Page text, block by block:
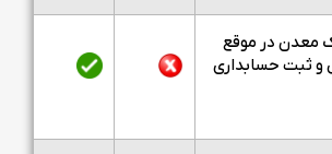
معدن در موقع
و ثبت حسابداری